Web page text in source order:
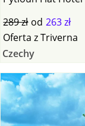
289 zł od 263 zł
Oferta zTriverna
Czechy